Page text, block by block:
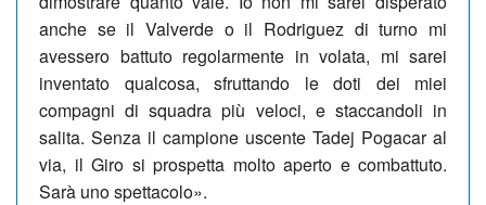
anche se il Valverde o il Rodriguez di turno mi
avessero battuto regolarmente in volata, mi sarei
inventato qualcosa, sfruttando le doti dei miei
compagni di squadra più veloci, e staccandoli in
salita. Senza il campione uscente Tadej Pogacar al
via, il Giro si prospetta molto aperto e combattuto.
Sarà uno spettacolo».